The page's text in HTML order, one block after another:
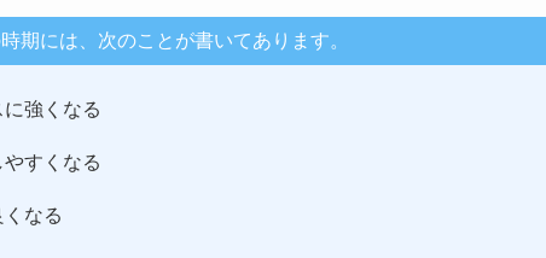
期には、次のことが書いてあります。
強くなる
すくなる
なる